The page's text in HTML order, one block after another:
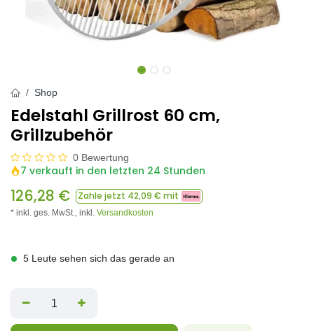
Shop
Edelstahl Grillrost 60 cm,
Grillzubehör
0 Bewertung
7 verkauft in den letzten 24 Stunden
126,28 € Zahle jetzt 42,09 € mit
* inkl. ges. MwSt., inkl. Versandkosten
5 Leute sehen sich das gerade an